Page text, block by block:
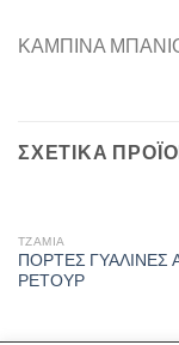
ΚΑΜΠΙΝΑ
ΣΧΕΤΙΚΆ
ΤΖΆΜΙΑ
ΠΟΡΤΕΣ ΓΥΑΛΙΝΕΣ
ΡΕΤΟΥΡ